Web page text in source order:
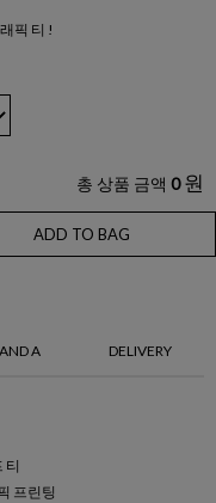
픽 티 !
총 상품 금액 0 원
ADD TO BAG
A DELIVERY
티
프린팅